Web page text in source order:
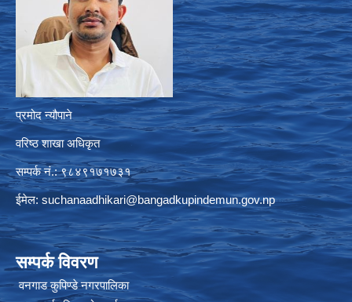
प्रमोद न्यौपाने
वरिष्ठ शाखा अधिकृत
सम्पर्क नं.: ९८४९१७१७३१
ईमेल: suchanaadhikari@bangadkupindemun.gov.np
सम्पर्क विवरण
वनगाड कुपिण्डे नगरपालिका